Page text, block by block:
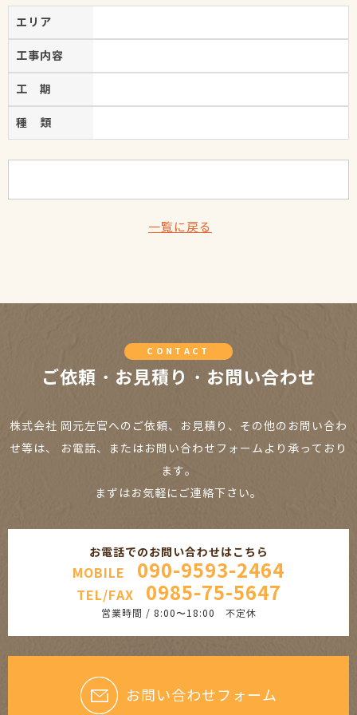
エリア
工事内容
工 期
種 類
一覧に戻る
CONTACT
ご依頼・お見積り・お問い合わせ
株式会社 岡元左官へのご依頼、お見積り、その他のお問い合わ
せ等は、
お電話、またはお問い合わせフォームより承っており
ます。
まずはお気軽にご連絡下さい。
お電話でのお問い合わせはこちら
MOBILE 090-9593-2464
TEL/FAX 0985-75-5647
営業時間 / 8:00〜18:00 不定休
お問い合わせフォーム